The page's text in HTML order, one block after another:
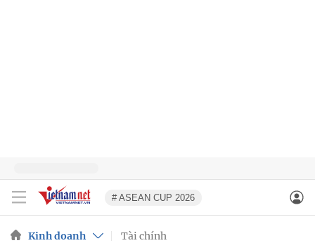
# ASEAN CUP 2026
Kinh doanh Tài chính